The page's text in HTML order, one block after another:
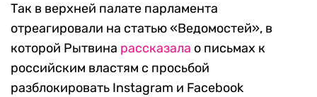
Так в верхней палате парламента
отреагировали на статью «Ведомостей», в
которой Рытвина рассказала о письмах к
российским властям с просьбой
разблокировать Instagram и Facebook